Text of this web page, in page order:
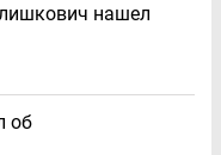
нашел
об